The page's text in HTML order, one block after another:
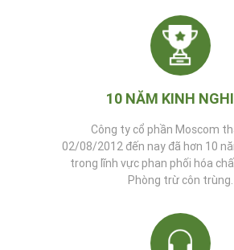
10 NĂM KINH
Công ty cổ phần Moscom
02/08/2012 đến nay đã hơn 10
trong lĩnh vực phan phối hóa
Phòng trừ côn trùng.